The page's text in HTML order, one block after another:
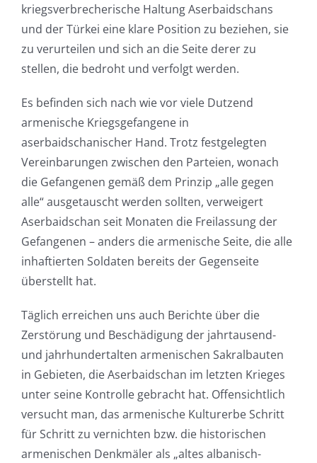
kriegsverbrecherische Haltung Aserbaidschans
und der Türkei eine klare Position zu beziehen, sie
zu verurteilen und sich an die Seite derer zu
stellen, die bedroht und verfolgt werden.
Es befinden sich nach wie vor viele Dutzend
armenische Kriegsgefangene in
aserbaidschanischer Hand. Trotz festgelegten
Vereinbarungen zwischen den Parteien, wonach
die Gefangenen gemäß dem Prinzip „alle gegen
alle“ ausgetauscht werden sollten, verweigert
Aserbaidschan seit Monaten die Freilassung der
Gefangenen – anders die armenische Seite, die alle
inhaftierten Soldaten bereits der Gegenseite
überstellt hat.
Täglich erreichen uns auch Berichte über die
Zerstörung und Beschädigung der jahrtausend-
und jahrhundertalten armenischen Sakralbauten
in Gebieten, die Aserbaidschan im letzten Krieges
unter seine Kontrolle gebracht hat. Offensichtlich
versucht man, das armenische Kulturerbe Schritt
für Schritt zu vernichten bzw. die historischen
armenischen Denkmäler als „altes albanisch-